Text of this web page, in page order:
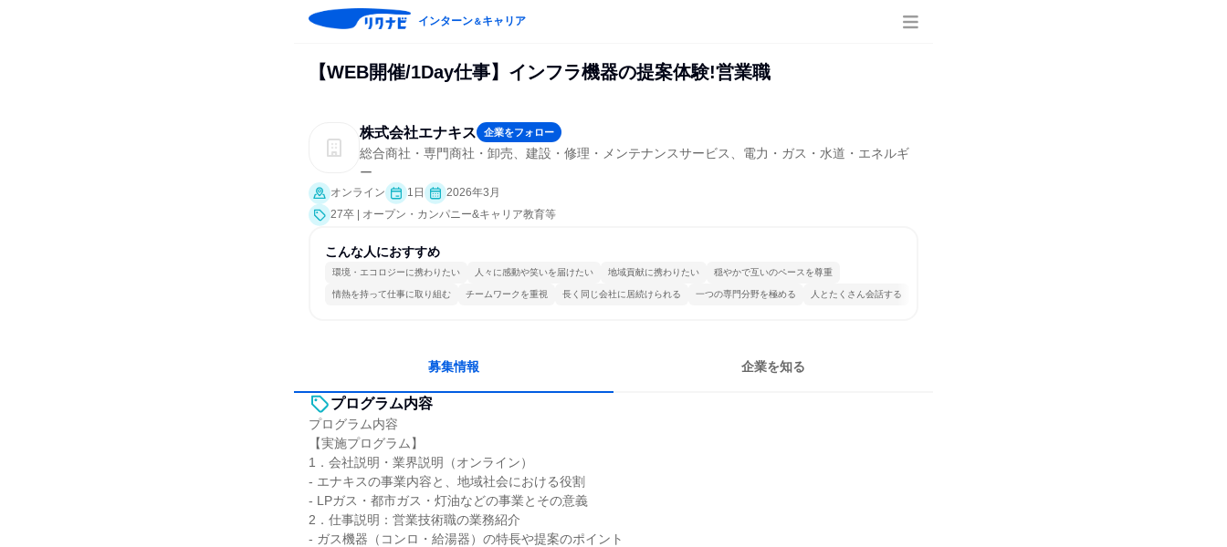
インターン＆キャリア
【WEB開催/1Day仕事】インフラ機器の提案体験!営業職
株式会社エナキス 企業をフォロー
総合商社・専門商社・卸売、建設・修理・メンテナンスサービス、電力・ガス・水道・エネルギ
ー
オンライン 1日
2026年3月
27卒 | オープン・カンパニー&キャリア教育等
こんな人におすすめ
環境・エコロジーに携わりたい 人々に感動や笑いを届けたい 地域貢献に携わりたい 穏やかで互いのペースを尊重
情熱を持って仕事に取り組む チームワークを重視 長く同じ会社に居続けられる 一つの専門分野を極める 人とたくさん会話する
募集情報 企業を知る
プログラム内容
プログラム内容
【実施プログラム】
1．会社説明・業界説明（オンライン）
- エナキスの事業内容と、地域社会における役割
- LPガス・都市ガス・灯油などの事業とその意義
2．仕事説明：営業技術職の業務紹介
- ガス機器（コンロ・給湯器）の特長や提案のポイント